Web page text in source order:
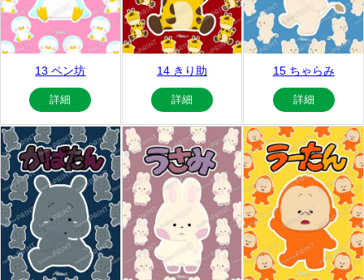
13 ペン坊
詳細
14 きり助
詳細
15 ちゃらみ
詳細